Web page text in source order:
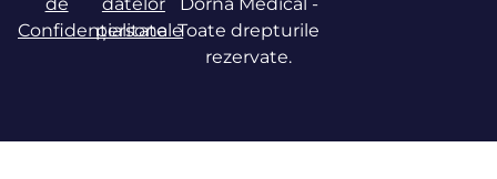
Confidențialitate
personaleToate drepturile
rezervate.